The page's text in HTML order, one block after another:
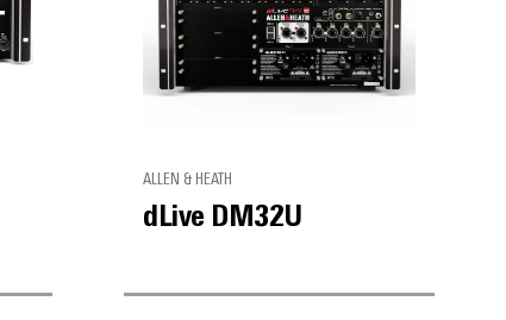
ALLEN & HEATH
dLive DM32U